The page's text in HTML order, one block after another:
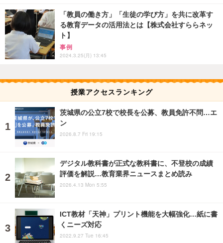
「教員の働き方」「生徒の学び方」を共に改革す
る教育データの活用法とは【株式会社すららネッ
ト】
事例
2024.3.25(月) 13:45
授業アクセスランキング
茨城県の公立7校で校長を公募、教員免許不問…エ
ン
2026.8.7 Fri 19:15
デジタル教科書が正式な教科書に、不登校の成績
評価を解説…教育業界ニュースまとめ読み
2026.4.13 Mon 5:55
ICT教材「天神」プリント機能を大幅強化…紙に書
くニーズ対応
2022.9.27 Tue 16:45